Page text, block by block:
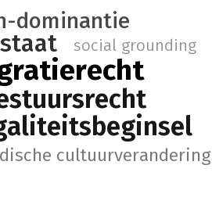
dominantie
cultuurverandering
social grounding